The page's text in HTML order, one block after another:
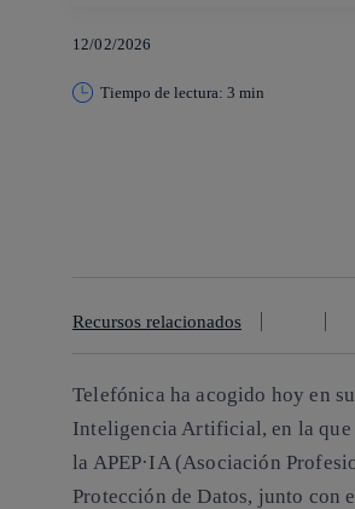
12/02/2026
Tiempo de lectura: 3 min
Recursos relacionados
Telefónica ha acogido hoy en
Inteligencia Artificial, en la que
la APEP·IA (Asociación
Protección de Datos, junto con